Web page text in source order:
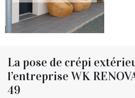
La pose de crépi
l’entreprise WK
49